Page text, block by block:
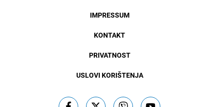
IMPRESSUM
KONTAKT
PRIVATNOST
USLOVI KORIŠTENJA